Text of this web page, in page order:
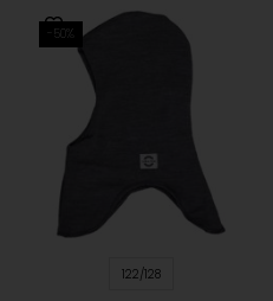
-50%
122/128